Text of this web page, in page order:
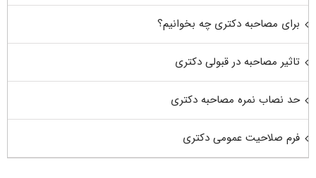
برای مصاحبه دکتری چه بخوانیم؟
تاثیر مصاحبه در قبولی دکتری
حد نصاب نمره مصاحبه دکتری
فرم صلاحیت عمومی دکتری